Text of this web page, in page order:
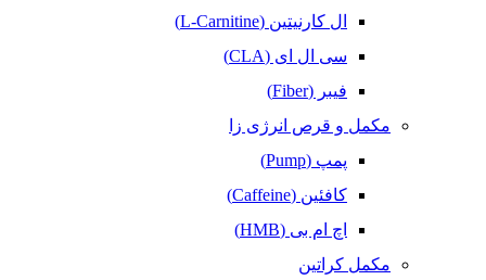
ال کارنیتین (L-Carnitine)
سی ال ای (CLA)
فیبر (Fiber)
مکمل و قرص انرژی زا
پمپ (Pump)
کافئین (Caffeine)
اچ ام بی (HMB)
مکمل کراتین